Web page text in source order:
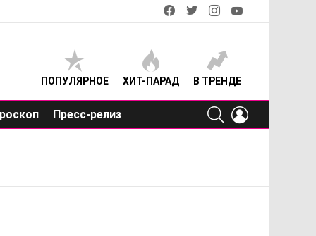
facebooktwitterinstagram
ПОПУЛЯРНОЕ ХИТ-ПАРАД В ТРЕНДЕ
Пресс-релиз
SEARCH